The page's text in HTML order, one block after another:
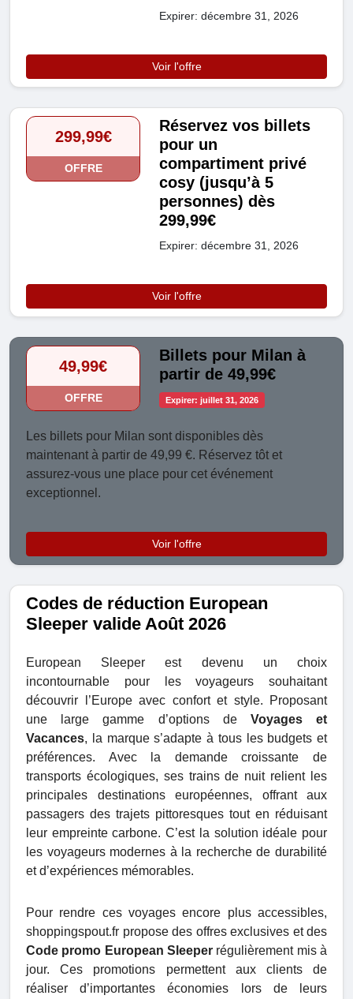
Expirer: décembre 31, 2026
Voir l'offre
299,99€
OFFRE
Réservez vos billets
pour un
compartiment privé
cosy (jusqu’à 5
personnes) dès
299,99€
Expirer: décembre 31, 2026
Voir l'offre
49,99€
OFFRE
Billets pour Milan à
partir de 49,99€
Expirer: juillet 31, 2026
Les billets pour Milan sont disponibles dès
maintenant à partir de 49,99 €. Réservez tôt et
assurez-vous une place pour cet événement
exceptionnel.
Voir l'offre
Codes de réduction European
Sleeper valide Août 2026
European Sleeper est devenu un choix
incontournable pour les voyageurs souhaitant
découvrir l’Europe avec confort et style. Proposant
une large gamme d’options de Voyages et
Vacances, la marque s’adapte à tous les budgets et
préférences. Avec la demande croissante de
transports écologiques, ses trains de nuit relient les
principales destinations européennes, offrant aux
passagers des trajets pittoresques tout en réduisant
leur empreinte carbone. C’est la solution idéale pour
les voyageurs modernes à la recherche de durabilité
et d’expériences mémorables.
Pour rendre ces voyages encore plus accessibles,
shoppingspout.fr propose des offres exclusives et des
Code promo European Sleeper régulièrement mis à
jour. Ces promotions permettent aux clients de
réaliser d’importantes économies lors de leurs